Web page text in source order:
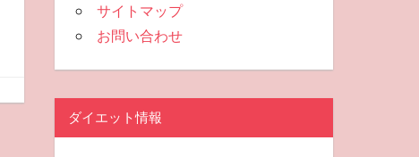
サイトマップ
お問い合わせ
ダイエット情報